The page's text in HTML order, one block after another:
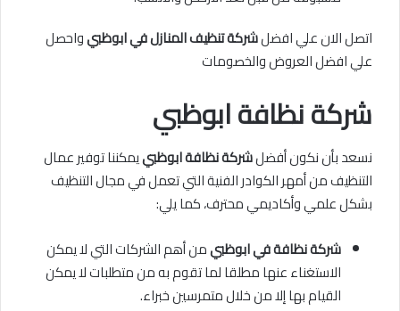
اتصل الان علي افضلشركة تنظيف المنازل في ابوظبيواحصل
علي افضل العروض والخصومات
شركة نظافة ابوظبي
نسعد بأن نكون أفضلشركة نظافة ابوظبييمكننا توفير عمال
التنظيف من أمهر الكوادر الفنية التي تعمل في مجال التنظيف
بشكل علمي وأكاديمي محترف، كما يلي:
شركة نظافة في ابوظبيمن أهم الشركات التي لا يمكن
الاستغناء عنها مطلقا لما تقوم به من متطلبات لا يمكن
القيام بها إلا من خلال متمرسين خبراء.